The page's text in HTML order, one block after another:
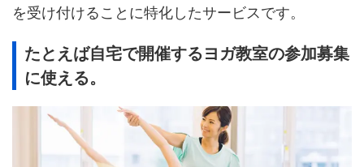
を受け付けることに特化したサービスです。
たとえば自宅で開催するヨガ教室の参加募集
に使える。